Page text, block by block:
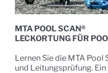
MTA POOL SCAN®
LECKORTUNG FÜR
Lernen Sie die MTA
und Leitungsprüfung.